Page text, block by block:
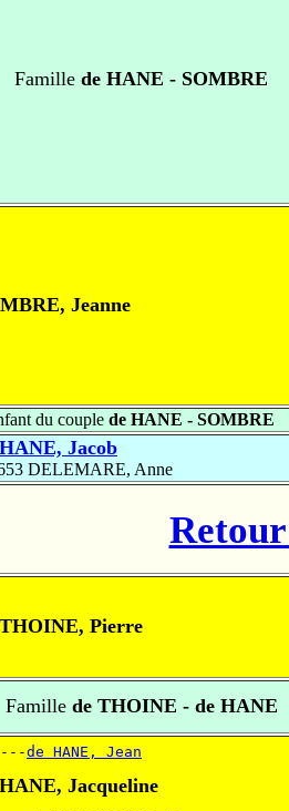
Famille de HANE - SOMBRE
Jeanne
du couple de HANE - SOMBRE
Jacob
DELEMARE, Anne
Pierre
Famillede THOINE - de HANE
de HANE, Jean
Jacqueline